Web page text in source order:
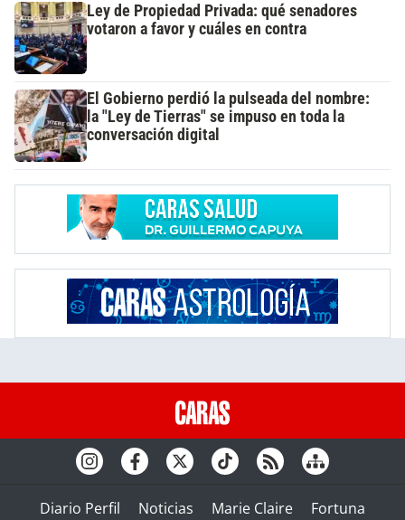
Ley de Propiedad Privada: qué senadores
votaron a favor y cuáles en contra
El Gobierno perdió la pulseada del nombre:
la "Ley de Tierras" se impuso en toda la
conversación digital
Diario Perfil Noticias Marie Claire Fortuna